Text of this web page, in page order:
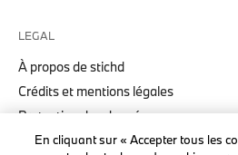
LEGAL
À propos de stichd
Crédits et mentions légales
Protection des données
Politique cookies
En cliquant sur « Accepter tous les